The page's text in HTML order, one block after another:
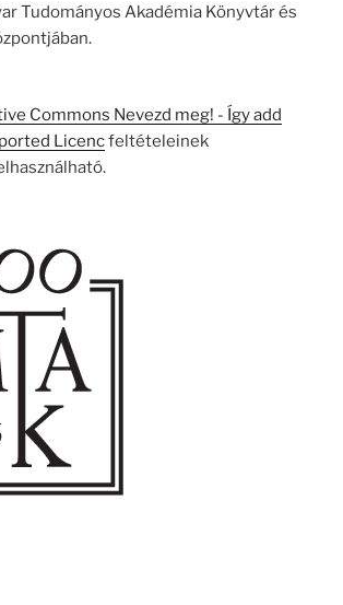
Tudományos Akadémia Könyvtár és
Commons Nevezd meg! - Így add
Licencfeltételeinek